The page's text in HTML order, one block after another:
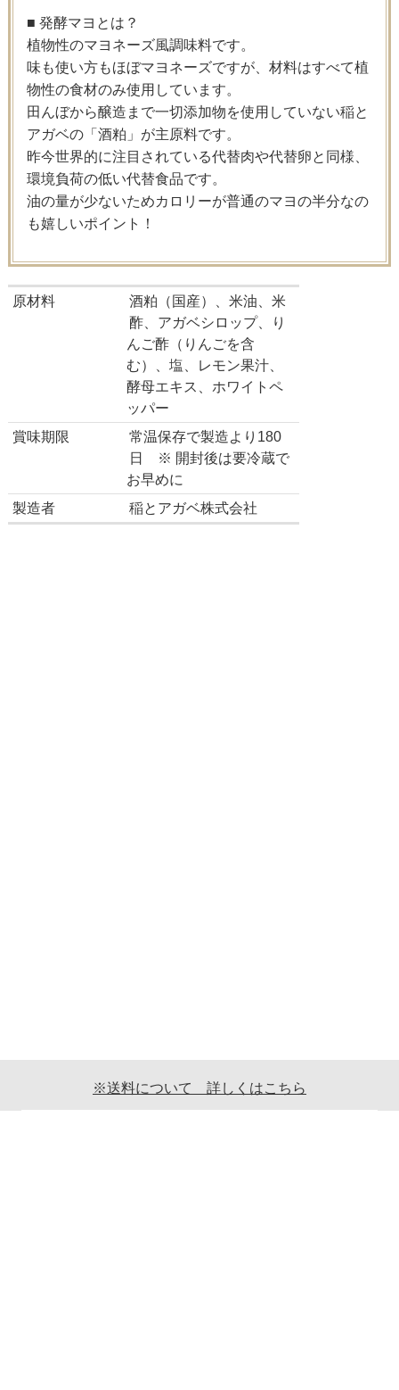
■ 発酵マヨとは？
植物性のマヨネーズ風調味料です。
味も使い方もほぼマヨネーズですが、材料はすべて植
物性の食材のみ使用しています。
田んぼから醸造まで一切添加物を使用していない稲と
アガベの「酒粕」が主原料です。
昨今世界的に注目されている代替肉や代替卵と同様、
環境負荷の低い代替食品です。
油の量が少ないためカロリーが普通のマヨの半分なの
も嬉しいポイント！
原材料
酒粕（国産）、米油、米
酢、アガベシロップ、り
んご酢（りんごを含
む）、塩、レモン果汁、
酵母エキス、ホワイトペ
ッパー
賞味期限
常温保存で製造より180
日 ※ 開封後は要冷蔵で
お早めに
製造者
稲とアガベ株式会社
※送料について 詳しくはこちら